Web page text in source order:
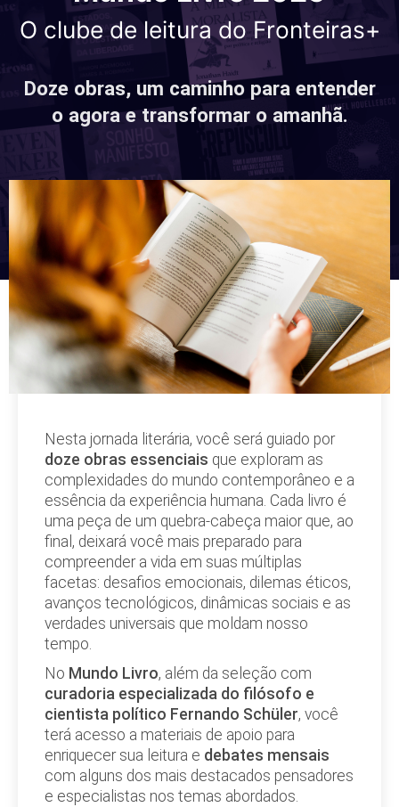
O clube de leitura do Fronteiras+
Doze obras, um caminho para entender
o agora e transformar o amanhã.
Nesta jornada literária, você será guiado por
doze obras essenciais que exploram as
complexidades do mundo contemporâneo e a
essência da experiência humana. Cada livro é
uma peça de um quebra-cabeça maior que, ao
final, deixará você mais preparado para
compreender a vida em suas múltiplas
facetas: desafios emocionais, dilemas éticos,
avanços tecnológicos, dinâmicas sociais e as
verdades universais que moldam nosso
tempo.
No Mundo Livro, além da seleção com
curadoria especializada do filósofo e
cientista político Fernando Schüler, você
terá acesso a materiais de apoio para
enriquecer sua leitura e debates mensais
com alguns dos mais destacados pensadores
e especialistas nos temas abordados.